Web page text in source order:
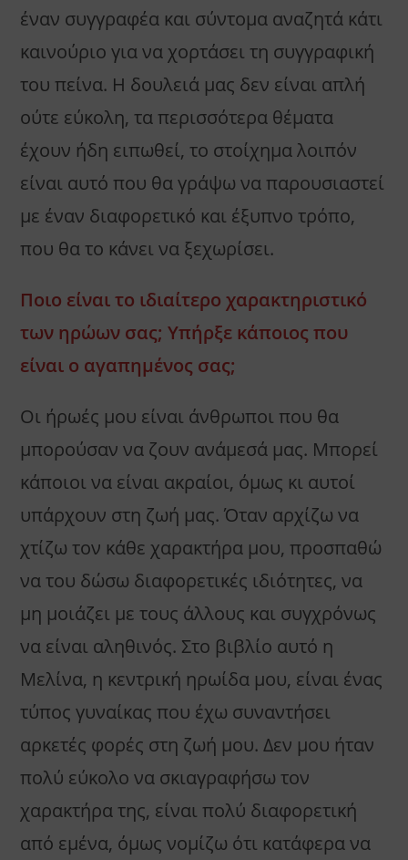
έναν συγγραφέα και σύντομα αναζητά κάτι
καινούριο για να χορτάσει τη συγγραφική
του πείνα. Η δουλειά μας δεν είναι απλή
ούτε εύκολη, τα περισσότερα θέματα
έχουν ήδη ειπωθεί, το στοίχημα λοιπόν
είναι αυτό που θα γράψω να παρουσιαστεί
με έναν διαφορετικό και έξυπνο τρόπο,
που θα το κάνει να ξεχωρίσει.
Ποιο είναι το ιδιαίτερο χαρακτηριστικό
των ηρώων σας; Υπήρξε κάποιος που
είναι ο αγαπημένος σας;
Οι ήρωές μου είναι άνθρωποι που θα
μπορούσαν να ζουν ανάμεσά μας. Μπορεί
κάποιοι να είναι ακραίοι, όμως κι αυτοί
υπάρχουν στη ζωή μας. Όταν αρχίζω να
χτίζω τον κάθε χαρακτήρα μου, προσπαθώ
να του δώσω διαφορετικές ιδιότητες, να
μη μοιάζει με τους άλλους και συγχρόνως
να είναι αληθινός. Στο βιβλίο αυτό η
Μελίνα, η κεντρική ηρωίδα μου, είναι ένας
τύπος γυναίκας που έχω συναντήσει
αρκετές φορές στη ζωή μου. Δεν μου ήταν
πολύ εύκολο να σκιαγραφήσω τον
χαρακτήρα της, είναι πολύ διαφορετική
από εμένα, όμως νομίζω ότι κατάφερα να